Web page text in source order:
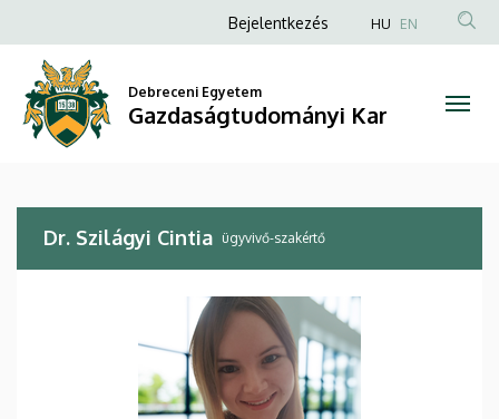
Szilágyi
Cintia
Gazdaságtudományi
Kar
a
tartalomra
Anonim
fiók
menüje
Bejelentkezés HU EN
Debreceni Egyetem
Gazdaságtudományi Kar
Dr. Szilágyi Cintia ügyvivő-szakértő